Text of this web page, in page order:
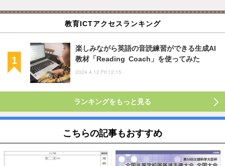
教育ICTアクセスランキング
楽しみながら英語の音読練習ができる生成AI
教材「Reading Coach」を使ってみた
2024.4.12 Fri 12:15
ランキングをもっと見る
こちらの記事もおすすめ